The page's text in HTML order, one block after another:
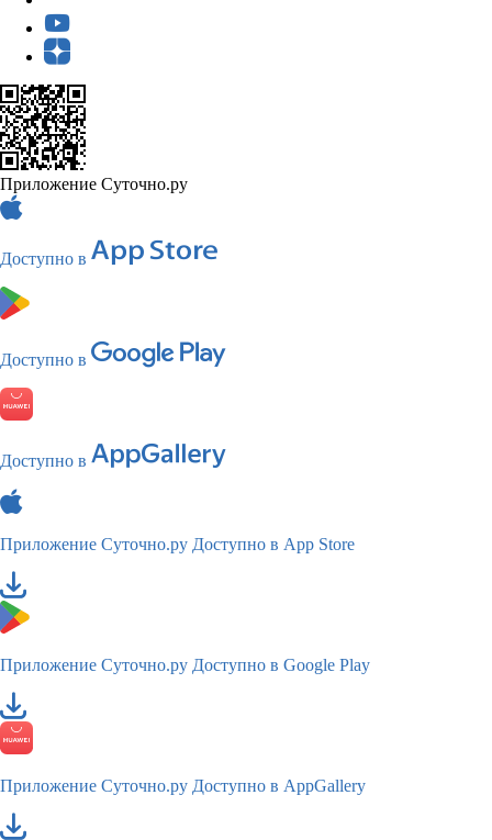
Приложение Суточно.ру
Доступно в
Доступно в
Доступно в
Приложение Суточно.ру Доступно в App Store
Приложение Суточно.ру Доступно в Google Play
Приложение Суточно.ру Доступно в AppGallery